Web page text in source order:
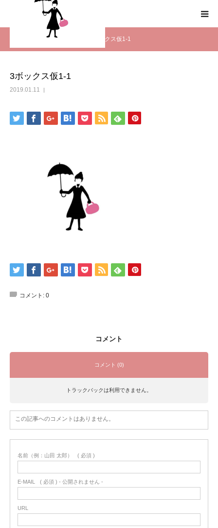
Harumin Blog 3ボックス仮1-1
3ボックス仮1-1
2019.01.11
コメント: 0
コメント
コメント (0)
トラックバックは利用できません。
この記事へのコメントはありません。
名前（例：山田 太郎） ( 必須 )
E-MAIL ( 必須 ) - 公開されません -
URL
事業内容